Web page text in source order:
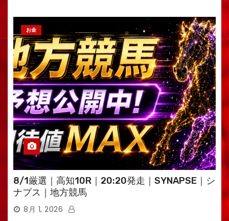
お金
8/1厳選｜高知10R｜20:20発走｜SYNAPSE｜シ
ナプス｜地方競馬
8月 1, 2026